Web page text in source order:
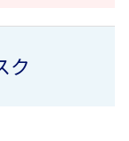
ク